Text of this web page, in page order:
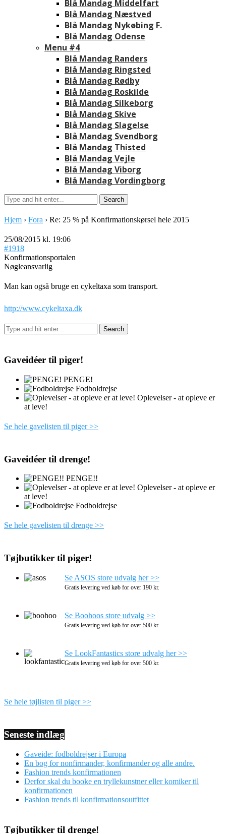
Blå Mandag Middelfart
Blå Mandag Næstved
Blå Mandag Nykøbing F.
Blå Mandag Odense
Menu #4
Blå Mandag Randers
Blå Mandag Ringsted
Blå Mandag Rødby
Blå Mandag Roskilde
Blå Mandag Silkeborg
Blå Mandag Skive
Blå Mandag Slagelse
Blå Mandag Svendborg
Blå Mandag Thisted
Blå Mandag Vejle
Blå Mandag Viborg
Blå Mandag Vordingborg
Hjem › Fora › Re: 25 % på Konfirmationskørsel hele 2015
25/08/2015 kl. 19:06
#1918
Konfirmationsportalen
Nøgleansvarlig
Man kan også bruge en cykeltaxa som transport.
http://www.cykeltaxa.dk
Gaveidéer til piger!
PENGE!
Fodboldrejse
Oplevelser - at opleve er
at leve!
Se hele gavelisten til piger >>
Gaveidéer til drenge!
PENGE!!
Oplevelser - at opleve er
at leve!
Fodboldrejse
Se hele gavelisten til drenge >>
Tøjbutikker til piger!
Se ASOS store udvalg her >>
Gratis levering ved køb for over 190 kr.
Se Boohoos store udvalg >>
Gratis levering ved køb for over 500 kr.
Se LookFantastics store udvalg her >>
Gratis levering ved køb for over 500 kr.
Se hele tøjlisten til piger >>
Seneste indlæg
Gaveide: fodboldrejser i Europa
En bog for nonfirmander, konfirmander og alle andre.
Fashion trends konfirmationen
Derfor skal du booke en tryllekunstner eller komiker til
konfirmationen
Fashion trends til konfirmationsoutfittet
Tøjbutikker til drenge!